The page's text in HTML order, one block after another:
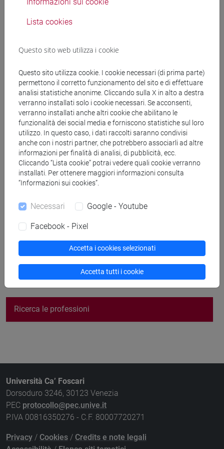
master o addirittura un dottorato di ricerca a seconda della
posizione. La maggior parte degli ingegneri laser ha
stato solido in un contesto industriale o produttivo.
Note:
I laureati in Ingegneria Fisica, previo superamento
dell’Esame di Stato, possono iscriversi all’Albo dell’Ordine
degli Ingegneri, con il titolo di Ingegnere Junior.
La "Modellistica Matematico-Fisica per l'Ingegneria"
corrisponde ad una nuova figura professionale che non è
ancora compresa nelle classi tradizionali dell'Ingegneria. Il
titolo di Laurea Magistrale “Engineering Phisics”
conseguentemente non dà accesso agli Esami di Stato per
la professione di Ingegnere né ai corrispondenti Ordini
Formazione richiesta, uno dei seguenti corsi di laurea:
Engineering Physics (Laurea Magistrale)
Torna all'elenco delle professioni
Ricerca le professioni
Università Ca’ Foscari
Dorsoduro 3246, 30123 Venezia
PEC protocollo@pec.unive.it
P.IVA 00816350276 - C.F. 80007720271
Privacy / Cookies / Credits e note legali
Informazioni sui cookie
Lista cookies
Questo sito web utilizza i cookie
Questo sito utilizza cookie. I cookie necessari (di prima parte)
permettono il corretto funzionamento del sito e di effettuare
analisi statistiche anonime. Cliccando sulla X in alto a destra
verranno installati solo i cookie necessari. Se acconsenti,
verranno installati anche altri cookie che abilitano le
funzionalità dei social media e forniscono statistiche sul loro
utilizzo. In questo caso, i dati raccolti saranno condivisi
anche con i nostri partner, che potrebbero associarli ad altre
informazioni per finalità di analisi, di pubblicità, ecc.
Cliccando “Lista cookie” potrai vedere quali cookie verranno
installati. Per ottenere maggiori informazioni consulta
“Informazioni sui cookies”.
Necessari Google - Youtube
Facebook - Pixel
Accetta i cookies selezionati
Accetta tutti i cookie